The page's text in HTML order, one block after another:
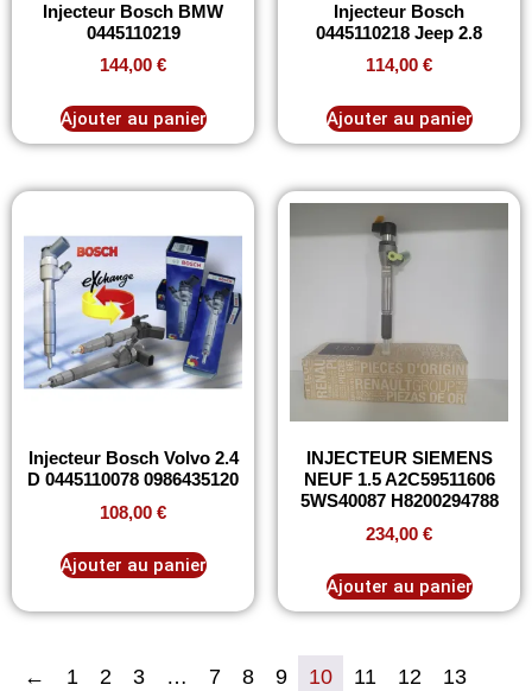
Injecteur Bosch BMW
0445110219
144,00 €
Ajouter au panier
Injecteur Bosch
0445110218 Jeep 2.8
114,00 €
Ajouter au panier
Injecteur Bosch Volvo 2.4
D 0445110078 0986435120
108,00 €
Ajouter au panier
INJECTEUR SIEMENS
NEUF 1.5 A2C59511606
5WS40087 H8200294788
234,00 €
Ajouter au panier
← 1 2 3 … 7 8 9 10 11 12
13